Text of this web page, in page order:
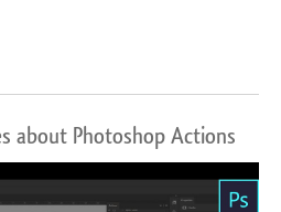
about Photoshop Actions